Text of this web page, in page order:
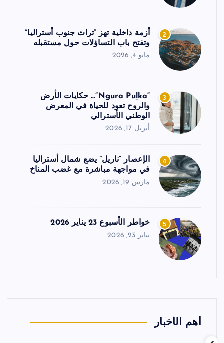
2
أزمة داخلية تهز “تراث جنوب أستراليا”
وتفتح باب التساؤلات حول مستقبله
مايو 4, 2026
3
“Ngura Puḻka”… حكايات الأرض
والروح تعود للحياة في المعرض
الوطني الأسترالي
أبريل 17, 2026
4
الإعصار “ناريل” يضع شمال أستراليا
في مواجهة مباشرة مع غضب المناخ
مارس 19, 2026
5 خواطر الأسبوع 23 يناير 2026
يناير 23, 2026
أهم الأخبار